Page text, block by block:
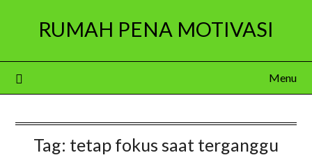
RUMAH PENA MOTIVASI
Menu
Tag: tetap fokus saat terganggu